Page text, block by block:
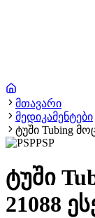
მთავარი
მედიკამენტები
ტუში Tubing
PSP
ტუში
21088